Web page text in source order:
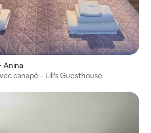
Anina
canapé – Lili's Guesthouse